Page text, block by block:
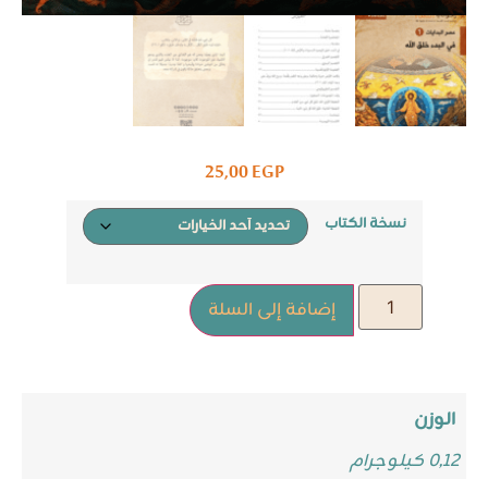
25,00EGP
نسخة الكتاب
إضافة إلى السلة
الوزن
0,12 كيلوجرام